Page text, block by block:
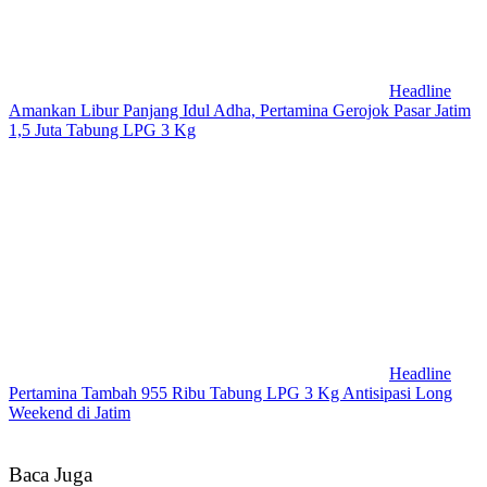
Headline
Amankan Libur Panjang Idul Adha, Pertamina Gerojok Pasar Jatim
1,5 Juta Tabung LPG 3 Kg
Headline
Pertamina Tambah 955 Ribu Tabung LPG 3 Kg Antisipasi Long
Weekend di Jatim
Baca Juga